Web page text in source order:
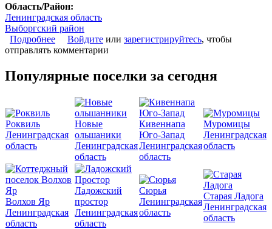
Область/Район:
Ленинградская область
Выборгский район
Подробнее о Коттеджный поселок «Сестроречье»
Войдите или зарегистрируйтесь, чтобы
отправлять комментарии
Популярные поселки за сегодня
Роквиль
Ленинградская
область
Новые
ольшаники
Ленинградская
область
Кивеннапа
Юго-Запад
Ленинградская
область
Муромицы
Ленинградская
область
Волхов Яр
Ленинградская
область
Ладожский
простор
Ленинградская
область
Сюрья
Ленинградская
область
Старая Ладога
Ленинградская
область